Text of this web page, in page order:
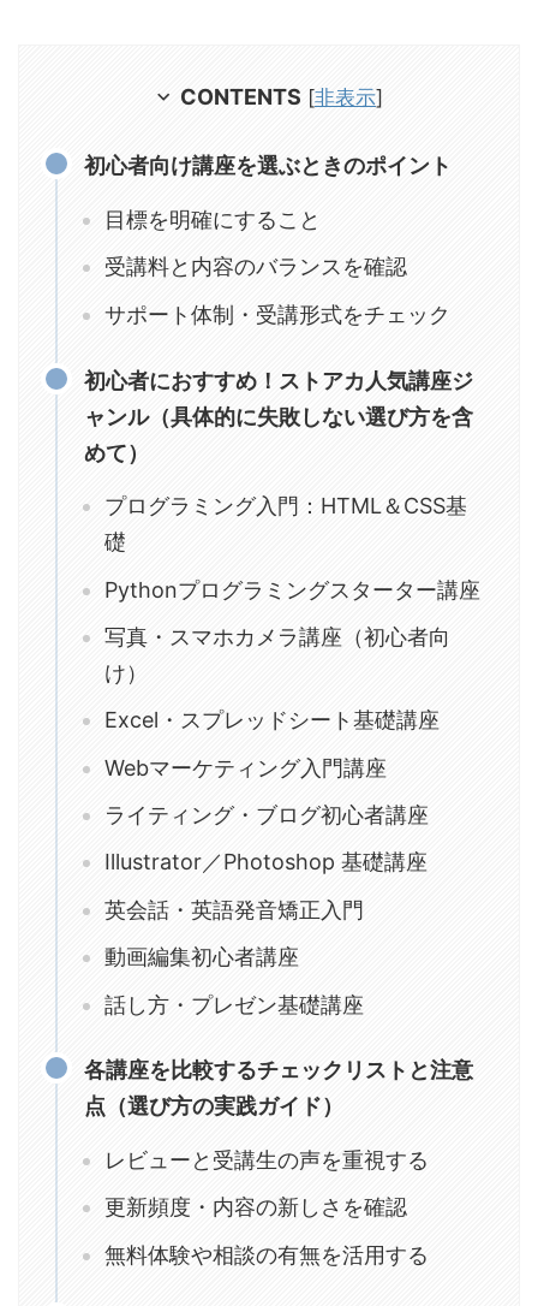
CONTENTS [非表示]
初心者向け講座を選ぶときのポイント
目標を明確にすること
受講料と内容のバランスを確認
サポート体制・受講形式をチェック
初心者におすすめ！ストアカ人気講座ジ
ャンル（具体的に失敗しない選び方を含
めて）
プログラミング入門：HTML＆CSS基
礎
Pythonプログラミングスターター講座
写真・スマホカメラ講座（初心者向
け）
Excel・スプレッドシート基礎講座
Webマーケティング入門講座
ライティング・ブログ初心者講座
Illustrator／Photoshop 基礎講座
英会話・英語発音矯正入門
動画編集初心者講座
話し方・プレゼン基礎講座
各講座を比較するチェックリストと注意
点（選び方の実践ガイド）
レビューと受講生の声を重視する
更新頻度・内容の新しさを確認
無料体験や相談の有無を活用する